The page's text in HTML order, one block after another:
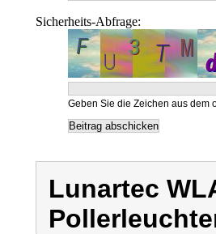
Sicherheits-Abfrage:
Geben Sie die Zeichen aus dem
Lunartec